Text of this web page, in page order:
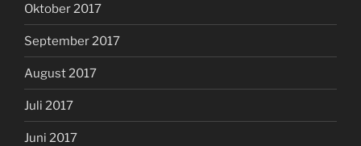
Oktober 2017
September 2017
August 2017
Juli 2017
Juni 2017